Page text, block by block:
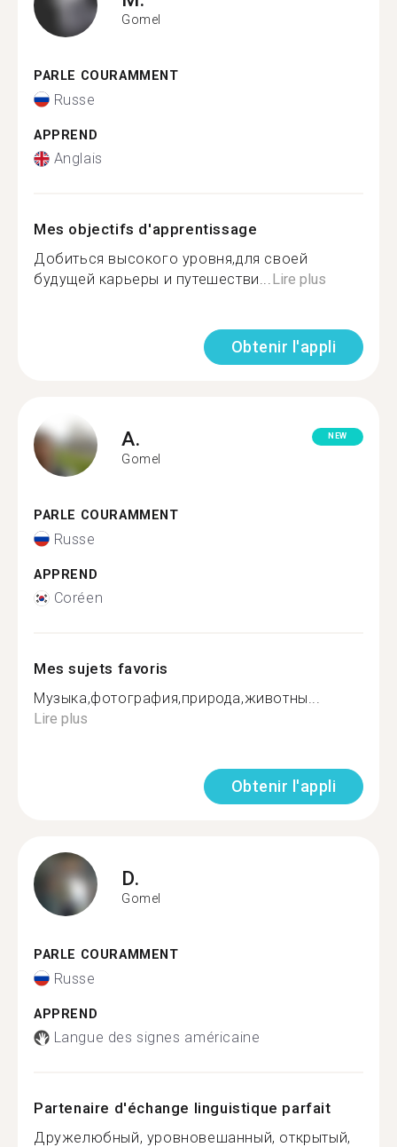
Gomel
PARLE COURAMMENT
Russe
APPREND
Anglais
Mes objectifs d'apprentissage
Добиться высокого уровня,для своей
будущей карьеры и путешестви...Lire plus
Obtenir l'appli
A.
Gomel
NEW
PARLE COURAMMENT
Russe
APPREND
Coréen
Mes sujets favoris
Музыка,фотография,природа,животны...
Lire plus
Obtenir l'appli
D.
Gomel
PARLE COURAMMENT
Russe
APPREND
Langue des signes américaine
Partenaire d'échange linguistique parfait
Дружелюбный, уровновешанный, открытый,